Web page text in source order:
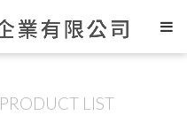
PRODUCT LIST